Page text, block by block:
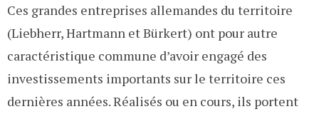
Ces grandes entreprises allemandes du territoire
(Liebherr, Hartmann et Bürkert) ont pour autre
caractéristique commune d’avoir engagé des
investissements importants sur le territoire ces
dernières années. Réalisés ou en cours, ils portent